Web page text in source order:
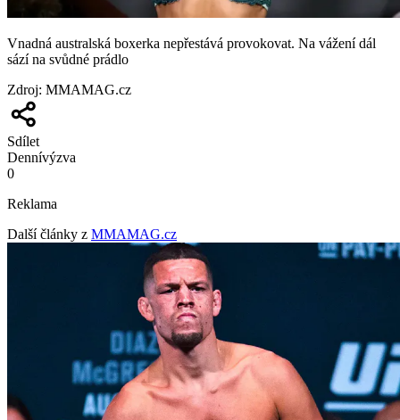
Vnadná australská boxerka nepřestává provokovat. Na vážení dál
sází na svůdné prádlo
Zdroj: MMAMAG.cz
Sdílet
Dennívýzva
0
Reklama
Další články z MMAMAG.cz